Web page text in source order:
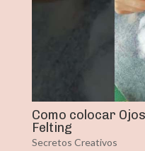
Como colocar
Felting
Secretos Creativos